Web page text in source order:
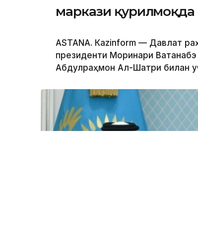
маркази қурилмоқда
ASTANА. Кazinform — Давлат
президенти Моринари
Абдулраҳмон Ал-Шатри билан